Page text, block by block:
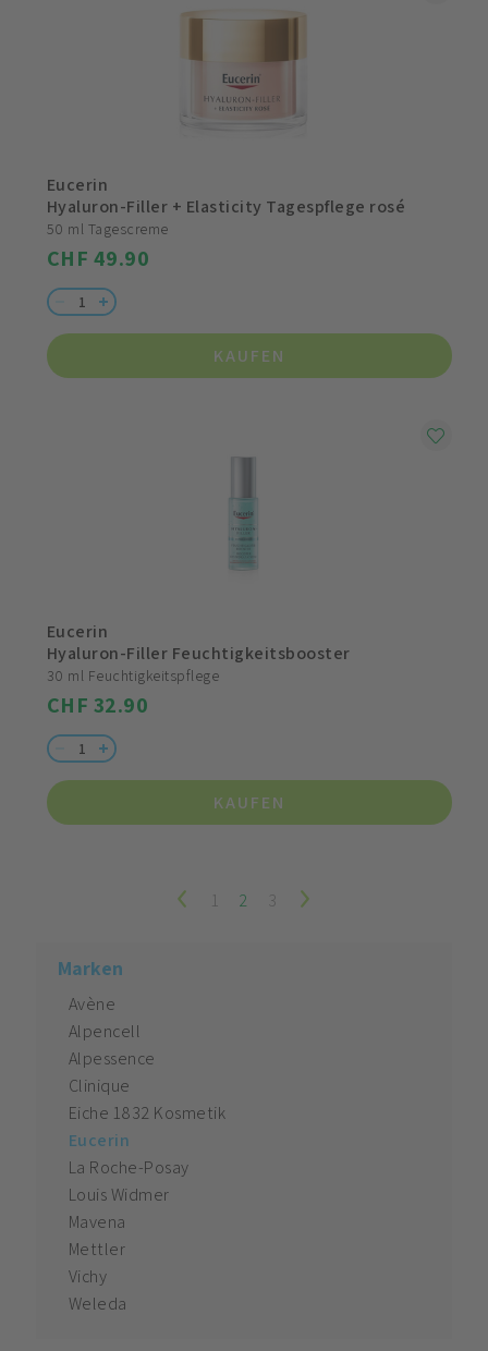
Eucerin
Hyaluron-Filler + Elasticity Tagespflege rosé
50 ml Tagescreme
CHF 49.90
KAUFEN
Eucerin
Hyaluron-Filler Feuchtigkeitsbooster
30 ml Feuchtigkeitspflege
CHF 32.90
KAUFEN
1 2 3
Marken
Avène
Alpencell
Alpessence
Clinique
Eiche 1832 Kosmetik
Eucerin
La Roche-Posay
Louis Widmer
Mavena
Mettler
Vichy
Weleda